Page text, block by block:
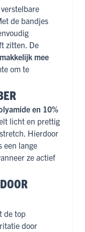
de bandjes
zitten. De
mee
om te
en 10%
licht en prettig
Hierdoor
een lange
ze actief
de top
door